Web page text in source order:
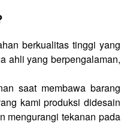
berkualitas tinggi yang
ahli yang berpengalaman,
saat membawa barang
kami produksi didesain
mengurangi tekanan pada